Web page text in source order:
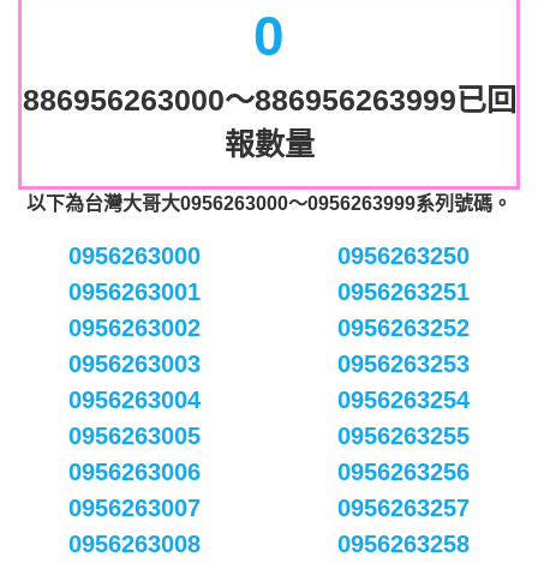
0
886956263000～886956263999已回
報數量
以下為台灣大哥大0956263000～0956263999系列號碼。
0956263000
0956263001
0956263002
0956263003
0956263004
0956263005
0956263006
0956263007
0956263008
0956263250
0956263251
0956263252
0956263253
0956263254
0956263255
0956263256
0956263257
0956263258